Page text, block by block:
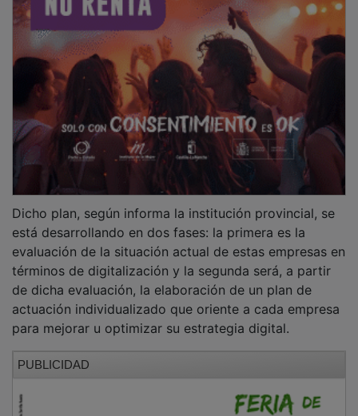
está desarrollando en dos fases: la primera es la
evaluación de la situación actual de estas empresas en
términos de digitalización y la segunda será, a partir
de dicha evaluación, la elaboración de un plan de
actuación individualizado que oriente a cada empresa
para mejorar u optimizar su estrategia digital.